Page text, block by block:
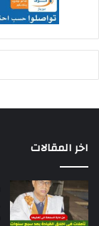
اخر المقالات